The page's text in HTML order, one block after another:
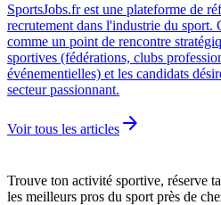
SportsJobs.fr est une plateforme de
recrutement dans l'industrie du sport.
comme un point de rencontre
sportives (fédérations, clubs
événementielles) et les candidats
secteur passionnant.
Voir tous les articles arrow_forward
Trouve ton activité sportive, réserve
les meilleurs pros du sport près de